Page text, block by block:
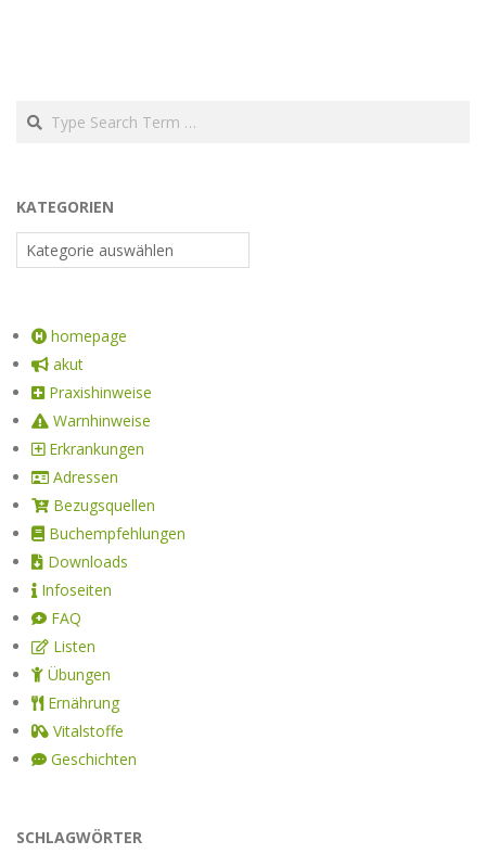
KATEGORIEN
homepage
akut
Praxishinweise
Warnhinweise
Erkrankungen
Adressen
Bezugsquellen
Buchempfehlungen
Downloads
Infoseiten
FAQ
Listen
Übungen
Ernährung
Vitalstoffe
Geschichten
SCHLAGWÖRTER